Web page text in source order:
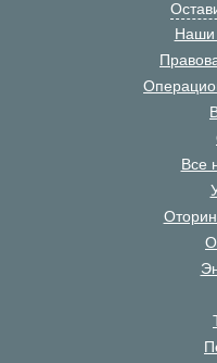
Наши
Все